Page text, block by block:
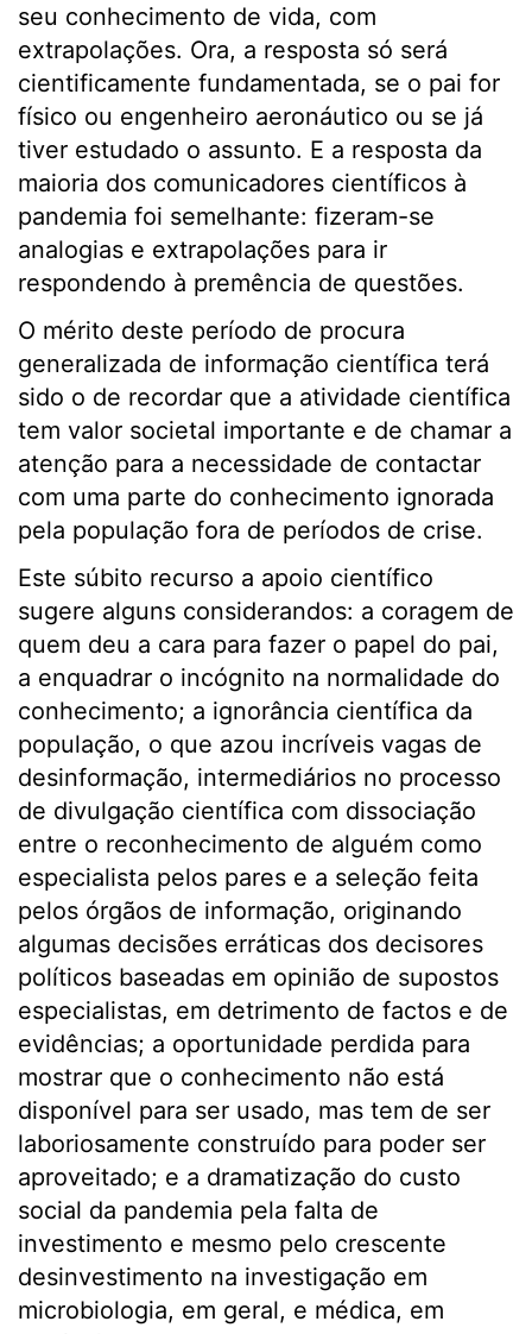
seu conhecimento de vida, com
extrapolações. Ora, a resposta só será
cientificamente fundamentada, se o pai for
físico ou engenheiro aeronáutico ou se já
tiver estudado o assunto. E a resposta da
maioria dos comunicadores científicos à
pandemia foi semelhante: fizeram-se
analogias e extrapolações para ir
respondendo à premência de questões.
O mérito deste período de procura
generalizada de informação científica terá
sido o de recordar que a atividade científica
tem valor societal importante e de chamar a
atenção para a necessidade de contactar
com uma parte do conhecimento ignorada
pela população fora de períodos de crise.
Este súbito recurso a apoio científico
sugere alguns considerandos: a coragem de
quem deu a cara para fazer o papel do pai,
a enquadrar o incógnito na normalidade do
conhecimento; a ignorância científica da
população, o que azou incríveis vagas de
desinformação, intermediários no processo
de divulgação científica com dissociação
entre o reconhecimento de alguém como
especialista pelos pares e a seleção feita
pelos órgãos de informação, originando
algumas decisões erráticas dos decisores
políticos baseadas em opinião de supostos
especialistas, em detrimento de factos e de
evidências; a oportunidade perdida para
mostrar que o conhecimento não está
disponível para ser usado, mas tem de ser
laboriosamente construído para poder ser
aproveitado; e a dramatização do custo
social da pandemia pela falta de
investimento e mesmo pelo crescente
desinvestimento na investigação em
microbiologia, em geral, e médica, em